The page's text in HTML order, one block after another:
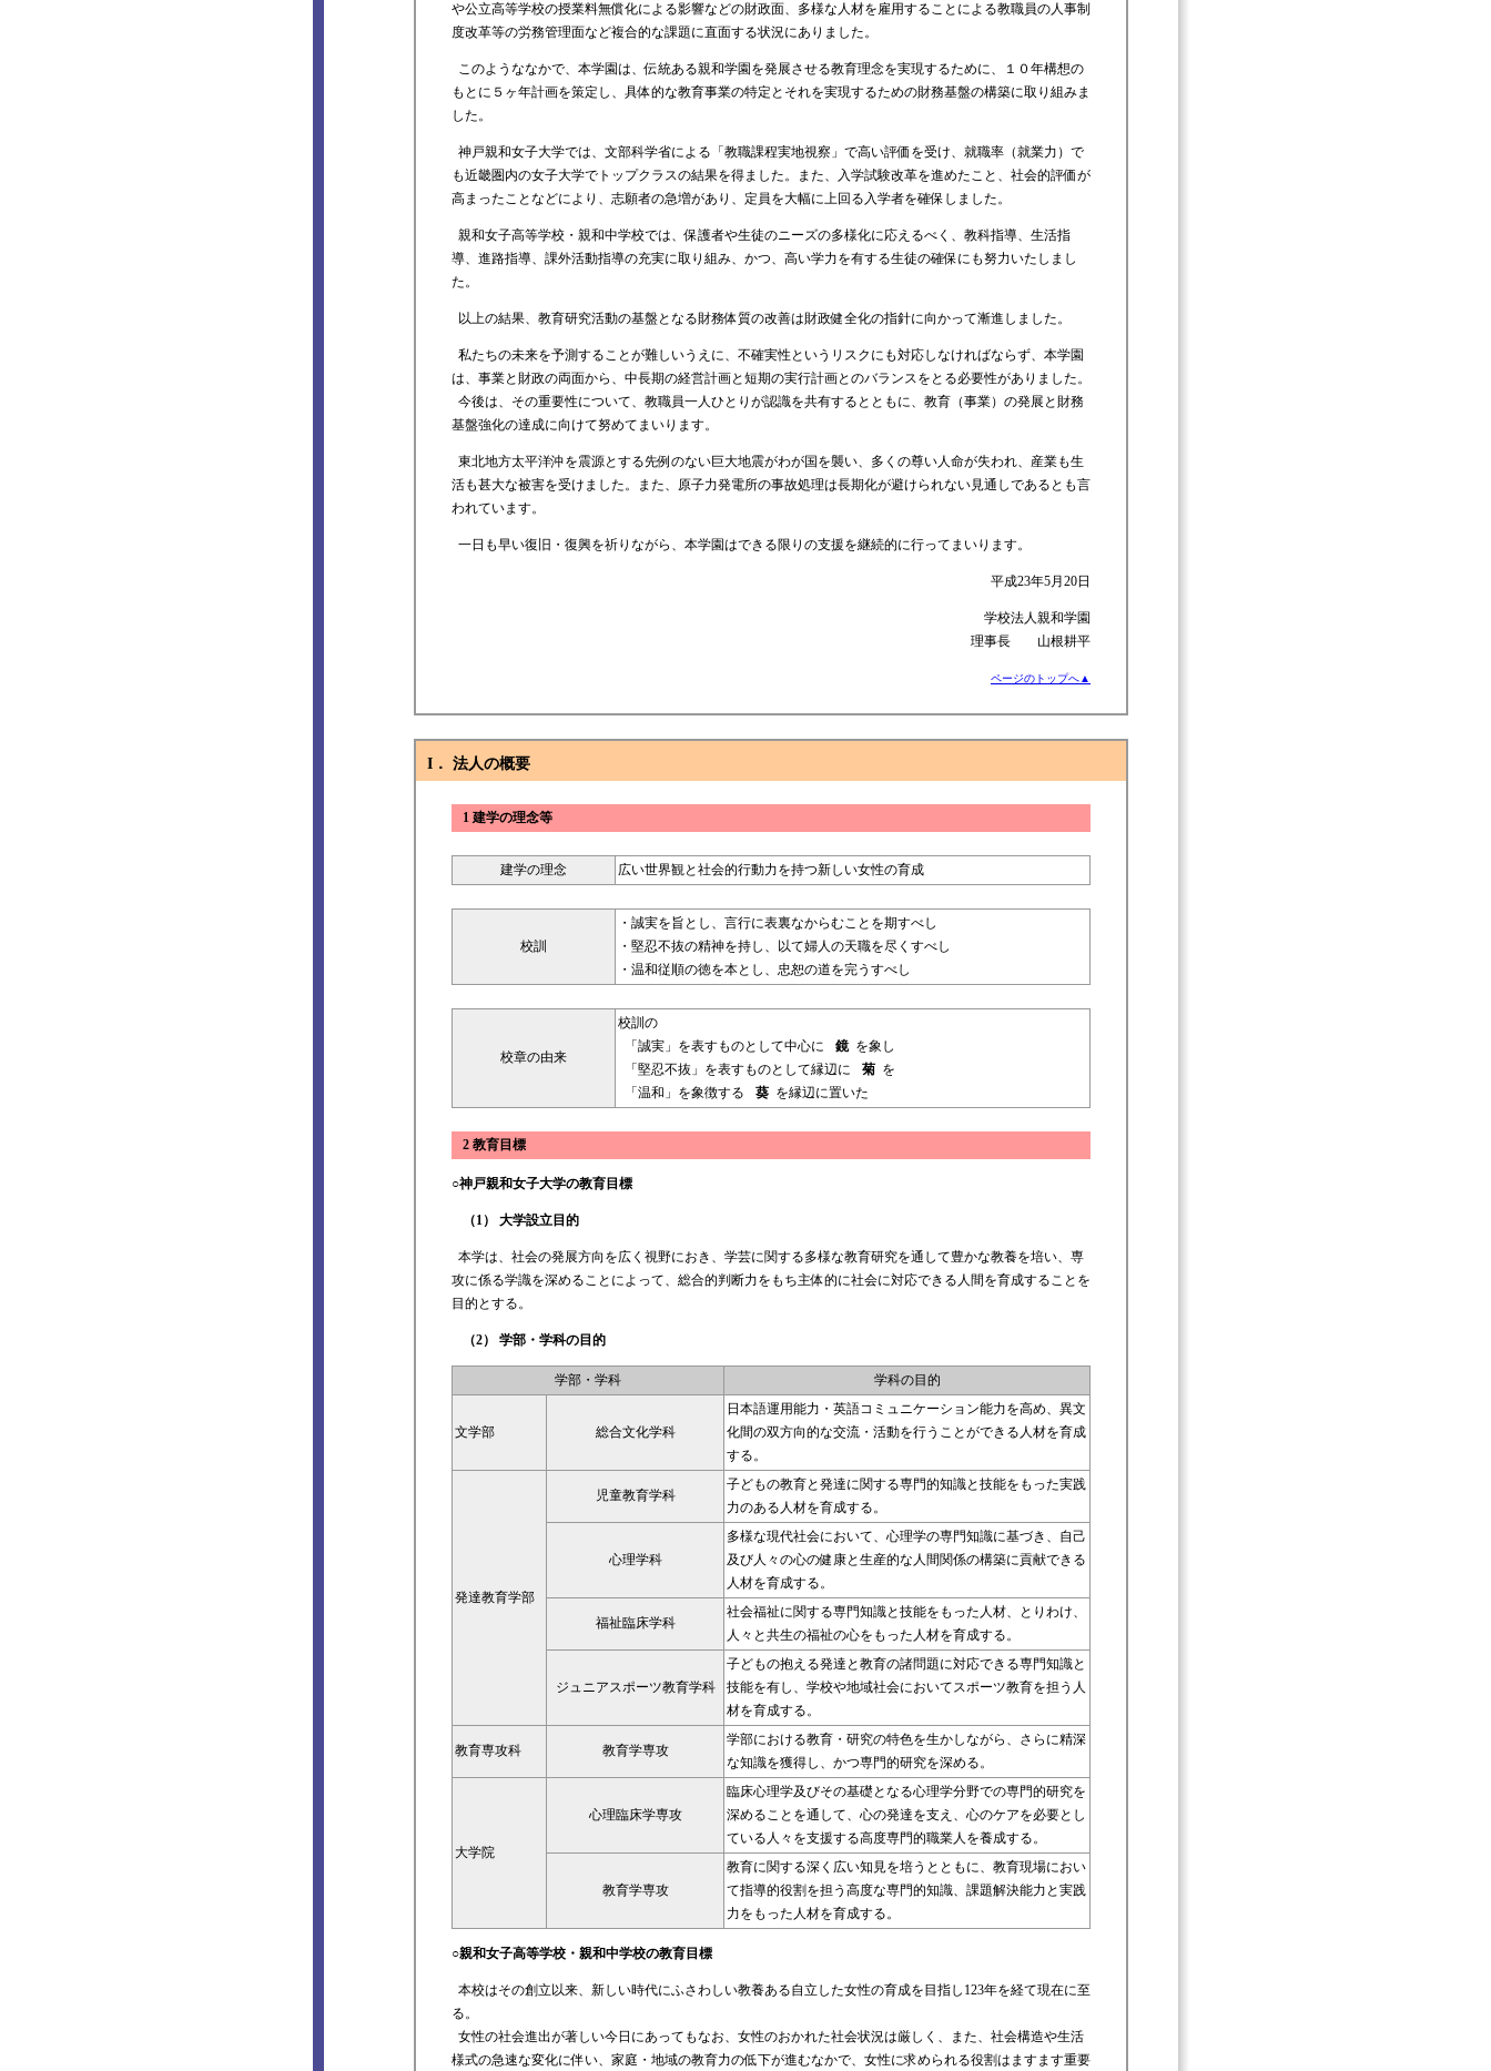
や公立高等学校の授業料無償化による影響などの財政面、多様な人材を雇用することによる教職員の人事制
度改革等の労務管理面など複合的な課題に直面する状況にありました。
このようななかで、本学園は、伝統ある親和学園を発展させる教育理念を実現するために、１０年構想の
もとに５ヶ年計画を策定し、具体的な教育事業の特定とそれを実現するための財務基盤の構築に取り組みま
した。
神戸親和女子大学では、文部科学省による「教職課程実地視察」で高い評価を受け、就職率（就業力）で
も近畿圏内の女子大学でトップクラスの結果を得ました。また、入学試験改革を進めたこと、社会的評価が
高まったことなどにより、志願者の急増があり、定員を大幅に上回る入学者を確保しました。
親和女子高等学校・親和中学校では、保護者や生徒のニーズの多様化に応えるべく、教科指導、生活指
導、進路指導、課外活動指導の充実に取り組み、かつ、高い学力を有する生徒の確保にも努力いたしまし
た。
以上の結果、教育研究活動の基盤となる財務体質の改善は財政健全化の指針に向かって漸進しました。
私たちの未来を予測することが難しいうえに、不確実性というリスクにも対応しなければならず、本学園
は、事業と財政の両面から、中長期の経営計画と短期の実行計画とのバランスをとる必要性がありました。
今後は、その重要性について、教職員一人ひとりが認識を共有するとともに、教育（事業）の発展と財務
基盤強化の達成に向けて努めてまいります。
東北地方太平洋沖を震源とする先例のない巨大地震がわが国を襲い、多くの尊い人命が失われ、産業も生
活も甚大な被害を受けました。また、原子力発電所の事故処理は長期化が避けられない見通しであるとも言
われています。
一日も早い復旧・復興を祈りながら、本学園はできる限りの支援を継続的に行ってまいります。
平成23年5月20日
学校法人親和学園
理事長 山根耕平
ページのトップへ▲
I． 法人の概要
1 建学の理念等
建学の理念 広い世界観と社会的行動力を持つ新しい女性の育成
校訓
・誠実を旨とし、言行に表裏なからむことを期すべし
・堅忍不抜の精神を持し、以て婦人の天職を尽くすべし
・温和従順の徳を本とし、忠恕の道を完うすべし
校章の由来
校訓の
「誠実」を表すものとして中心に
鏡 を象し
「堅忍不抜」を表すものとして縁辺に
菊 を
「温和」を象徴する
葵 を縁辺に置いた
2 教育目標
○神戸親和女子大学の教育目標
（1） 大学設立目的
本学は、社会の発展方向を広く視野におき、学芸に関する多様な教育研究を通して豊かな教養を培い、専
攻に係る学識を深めることによって、総合的判断力をもち主体的に社会に対応できる人間を育成することを
目的とする。
（2） 学部・学科の目的
学部・学科 学科の目的
文学部 総合文化学科
日本語運用能力・英語コミュニケーション能力を高め、異文
化間の双方向的な交流・活動を行うことができる人材を育成
する。
発達教育学部
児童教育学科
子どもの教育と発達に関する専門的知識と技能をもった実践
力のある人材を育成する。
心理学科
多様な現代社会において、心理学の専門知識に基づき、自己
及び人々の心の健康と生産的な人間関係の構築に貢献できる
人材を育成する。
福祉臨床学科
社会福祉に関する専門知識と技能をもった人材、とりわけ、
人々と共生の福祉の心をもった人材を育成する。
ジュニアスポーツ教育学科
子どもの抱える発達と教育の諸問題に対応できる専門知識と
技能を有し、学校や地域社会においてスポーツ教育を担う人
材を育成する。
教育専攻科 教育学専攻
学部における教育・研究の特色を生かしながら、さらに精深
な知識を獲得し、かつ専門的研究を深める。
大学院
心理臨床学専攻
臨床心理学及びその基礎となる心理学分野での専門的研究を
深めることを通して、心の発達を支え、心のケアを必要とし
ている人々を支援する高度専門的職業人を養成する。
教育学専攻
教育に関する深く広い知見を培うとともに、教育現場におい
て指導的役割を担う高度な専門的知識、課題解決能力と実践
力をもった人材を育成する。
○親和女子高等学校・親和中学校の教育目標
本校はその創立以来、新しい時代にふさわしい教養ある自立した女性の育成を目指し123年を経て現在に至
る。
女性の社会進出が著しい今日にあってもなお、女性のおかれた社会状況は厳しく、また、社会構造や生活
様式の急速な変化に伴い、家庭・地域の教育力の低下が進むなかで、女性に求められる役割はますます重要